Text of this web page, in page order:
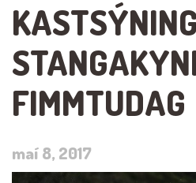
FIMMTUDAG
maí 8, 2017